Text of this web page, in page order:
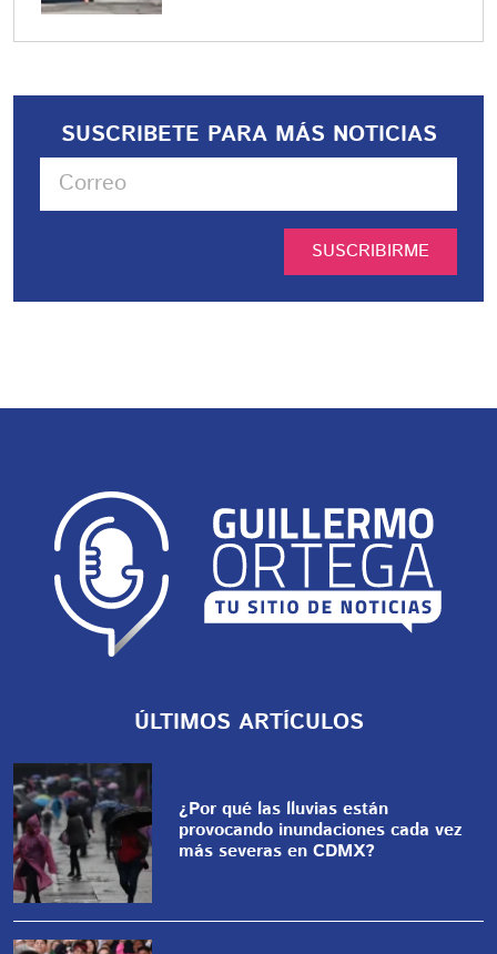
SUSCRIBETE PARA MÁS NOTICIAS
SUSCRIBIRME
ÚLTIMOS ARTÍCULOS
¿Por qué las lluvias están
provocando inundaciones cada vez
más severas en CDMX?